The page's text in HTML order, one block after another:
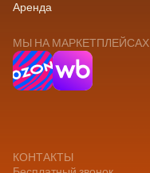
Аренда
МЫ НА МАРКЕТПЛЕЙСАХ
КОНТАКТЫ